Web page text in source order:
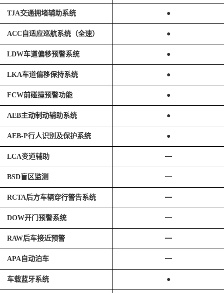
TJA交通拥堵辅助系统 ●
ACC自适应巡航系统（全速） ●
LDW车道偏移预警系统 ●
LKA车道偏移保持系统 ●
FCW前碰撞预警功能 ●
AEB主动制动辅助系统 ●
AEB-P行人识别及保护系统 ●
LCA变道辅助 ━
BSD盲区监测 ━
RCTA后方车辆穿行警告系统 ━
DOW开门预警系统 ━
RAW后车接近预警 ━
APA自动泊车 ━
车载蓝牙系统 ●